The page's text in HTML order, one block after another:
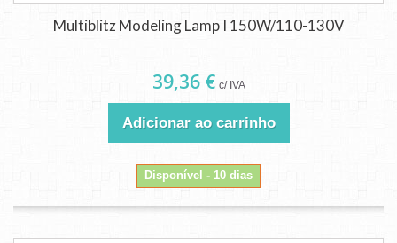
Multiblitz Modeling Lamp I 150W/110-130V
39,36 € c/ IVA
Adicionar ao carrinho
Disponível - 10 dias